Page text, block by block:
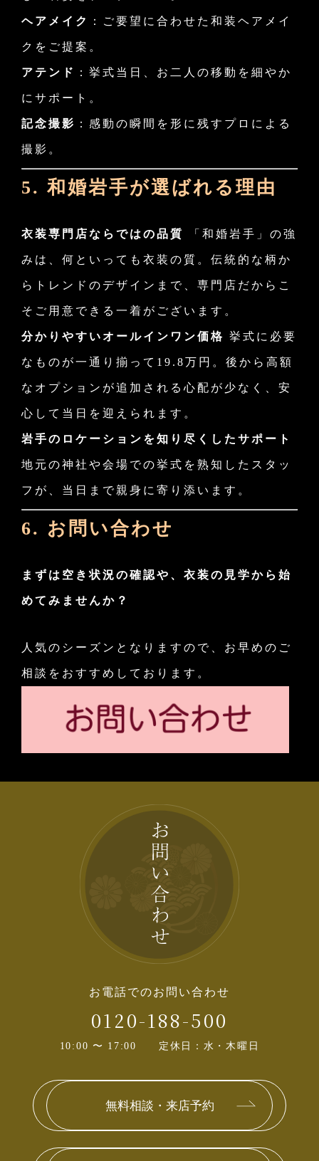
ヘアメイク ：ご要望に合わせた和装ヘアメイ
クをご提案。
アテンド ：挙式当日、お二人の移動を細やか
にサポート。
記念撮影 ：感動の瞬間を形に残すプロによる
撮影。
5. 和婚岩手が選ばれる理由
衣装専門店ならではの品質 「和婚岩手」の強
みは、何といっても衣装の質。伝統的な柄か
らトレンドのデザインまで、専門店だからこ
そご用意できる一着がございます。
分かりやすいオールインワン価格 挙式に必要
なものが一通り揃って19.8万円。後から高額
なオプションが追加される心配が少なく、安
心して当日を迎えられます。
岩手のロケーションを知り尽くしたサポート
地元の神社や会場での挙式を熟知したスタッ
フが、当日まで親身に寄り添います。
6. お問い合わせ
まずは空き状況の確認や、衣装の見学から始
めてみませんか？
人気のシーズンとなりますので、お早めのご
相談をおすすめしております。
お電話でのお問い合わせ
0120-188-500
10:00 〜 17:00 定休日：水・木曜日
無料相談・ 来店予約